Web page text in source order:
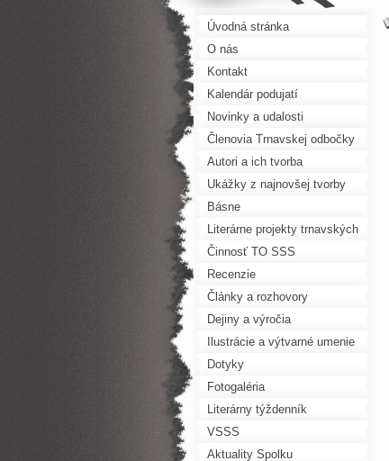
Úvodná stránka
O nás
Kontakt
Kalendár podujatí
Novinky a udalosti
Členovia Trnavskej odbočky
SSS
Autori a ich tvorba
Ukážky z najnovšej tvorby
Básne
Literárne projekty trnavských
autorov
Činnosť TO SSS
Recenzie
Články a rozhovory
Dejiny a výročia
Ilustrácie a výtvarné umenie
Dotyky
Fotogaléria
Literárny týždenník
VSSS
Aktuality Spolku